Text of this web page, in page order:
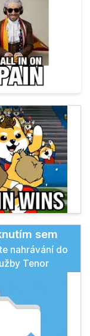
sem
nahrávání do
Tenor